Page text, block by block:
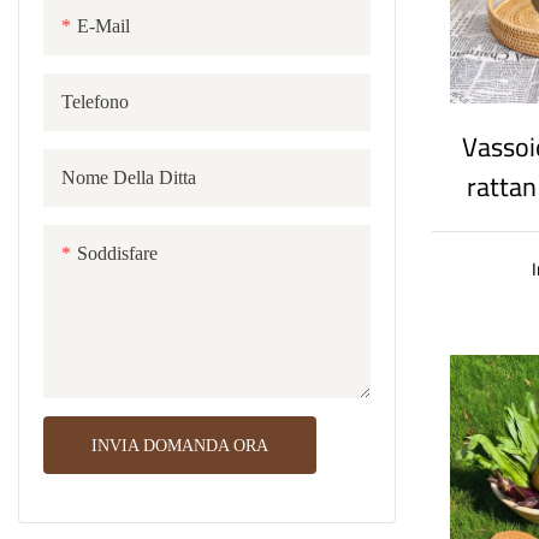
Borsa in vimini
Tappeto in corda di cotone
E-Mail
Telefono
Nome Della Ditta
Soddisfare
INVIA DOMANDA ORA
stile